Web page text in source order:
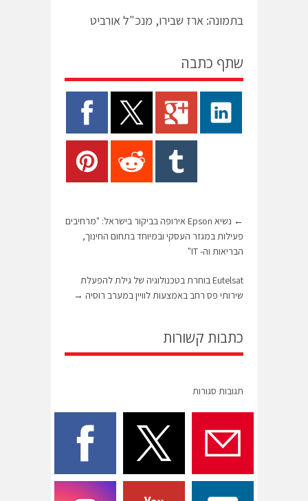
בתמונה: ארז שבירו, מנכ"ל אורביט
שתף כתבה
←
נשיא Epson אירופה בביקור בישראל: "מרחיבים
פעילות במגזר העסקי ובמיוחד בתחום החינוך,
הבריאות וה- IT"
Eutelsat בוחרת בטכנולוגיה של גילת להפעלת
שירותי פס רחב באמצעות לוויין במערב רוסיה →
כתבות קשורות
תגובות סגורות